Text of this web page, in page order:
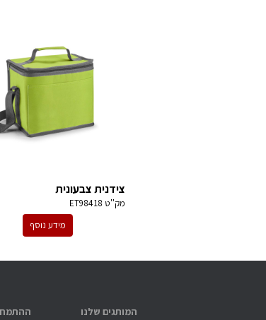
צידנית צבעונית
מק''ט ET98418
מידע נוסף
המותגים שלנו